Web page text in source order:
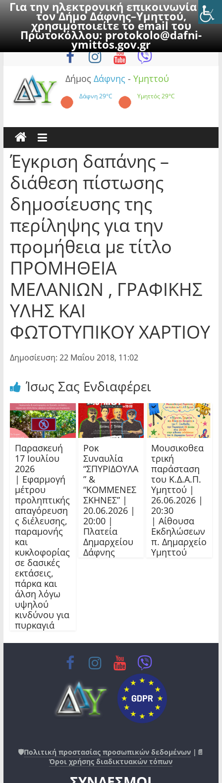
Για την ηλεκτρονική επικοινωνία με
τον Δήμο Δάφνης–Υμηττού,
χρησιμοποιείτε το email του
Πρωτοκόλλου:protokolo@dafni-
ymittos.gov.gr
to
Κυριακή, 9 Αυγούστου 2026
Δήμος Δάφνης - Υμηττού
Δάφνη29°C Υμηττός29°C
Έγκριση δαπάνης –
διάθεση πίστωσης
δημοσίευσης της
περίληψης για την
προμήθεια με τίτλο
ΠΡΟΜΗΘΕΙΑ
ΜΕΛΑΝΙΩΝ , ΓΡΑΦΙΚΗΣ
ΥΛΗΣ ΚΑΙ
ΦΩΤΟΤΥΠΙΚΟΥ ΧΑΡΤΙΟΥ
Δημοσίευση: 22 Μαΐου 2018, 11:02
Ίσως Σας Ενδιαφέρει
Παρασκευή
17 Ιουλίου
2026
| Εφαρμογή
μέτρου
προληπτικής
απαγόρευση
ς διέλευσης,
παραμονής
και
κυκλοφορίας
σε δασικές
εκτάσεις,
πάρκα και
άλση λόγω
υψηλού
κινδύνου για
πυρκαγιά
Ροκ
Συναυλία
“ΣΠΥΡΙΔΟΥΛΑ
” &
“ΚΟΜΜΕΝΕΣ
ΣΚΗΝΕΣ” |
20.06.2026 |
20:00 |
Πλατεία
Δημαρχείου
Δάφνης
Μουσικοθεα
τρική
παράσταση
του Κ.Δ.Α.Π.
Υμηττού |
26.06.2026 |
20:30
| Αίθουσα
Εκδηλώσεων
π. Δημαρχείο
Υμηττού
🛡️Πολιτική προστασίας προσωπικών δεδομένων |📄
Όροι χρήσης διαδικτυακών τόπων